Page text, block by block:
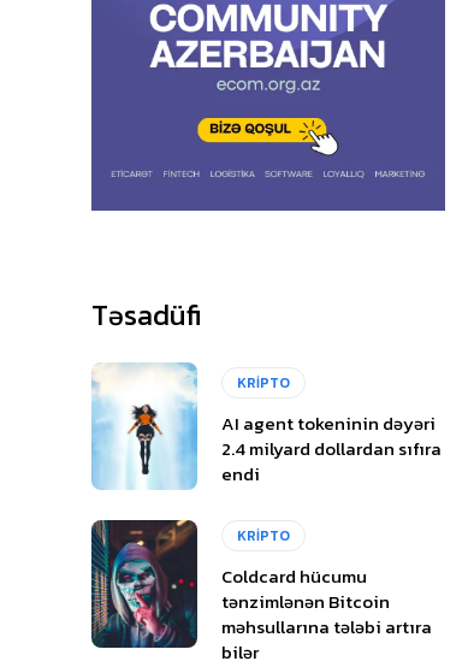
Təsadüfi
KRİPTO
AI agent tokeninin dəyəri
2.4 milyard dollardan sıfıra
endi
KRİPTO
Coldcard hücumu
tənzimlənən Bitcoin
məhsullarına tələbi artıra
bilər